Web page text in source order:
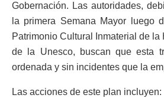
Gobernación. Las autoridades,
la primera Semana Mayor luego
Patrimonio Cultural Inmaterial de la
de la Unesco, buscan que esta
ordenada y sin incidentes que la
Las acciones de este plan incluyen: